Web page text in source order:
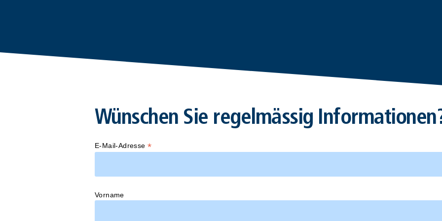
Wünschen Sie regelmässig
E-Mail-Adresse*
Vorname